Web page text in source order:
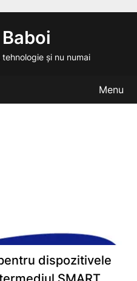
și nu numai
Menu
dispozitivele